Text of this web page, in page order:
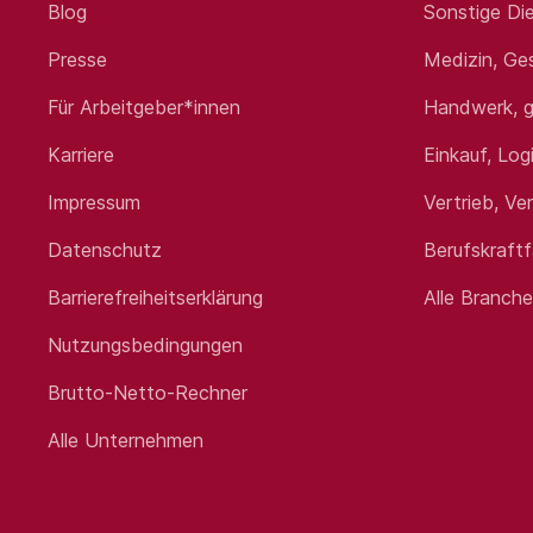
Wir freuen uns auf Ihre Bewerbung
frühestmöglichen Starttermins. Bei
stadtwerke.de. Stadtwerke
Blog
Presse
Für Arbeitgeber*innen
Karriere
Impressum
Datenschutz
Barrierefreiheitserklärung
Nutzungsbedingungen
Brutto-Netto-Rechner
Alle Unternehmen
Sonstige
Medizin,
Handwerk,
Einkauf,
Vertrieb,
Alle